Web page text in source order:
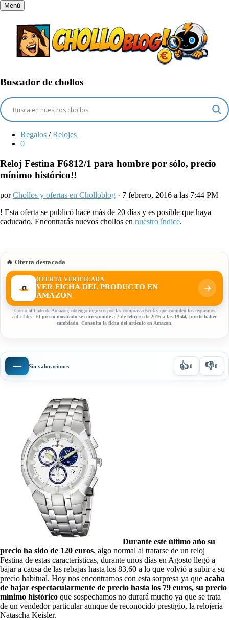
Menú
Buscador de chollos
Regalos / Relojes
0
Reloj Festina F6812/1 para hombre por sólo, precio
mínimo histórico!!
porChollos y ofertas en Cholloblog · 7 febrero, 2016 a las 7:44 PM
! Esta oferta se publicó hace más de 20 días y es posible que haya
caducado. Encontrarás nuevos chollos en nuestro índice.
🔥 Oferta destacada
OFERTA VERIFICADA
VER FICHA DEL PRODUCTO EN
AMAZON
Como afiliado de Amazon, obtengo ingresos por las compras adscritas que cumplen los requisitos
aplicables. El precio mostrado se corresponde a 7 de febrero de 2016 a las 19:44, puede haber
cambiado. Consulta la ficha del artículo en Amazon.
— Sin valoraciones 👍0 👎0
Durante este último año su
precio ha sido de 120 euros, algo normal al tratarse de un reloj
Festina de estas características, durante unos días en Agosto llegó a
bajar a causa de las rebajas hasta los 83,60 a lo que volvió a subir a su
precio habitual. Hoy nos encontramos con esta sorpresa ya que acaba
de bajar espectacularmente de precio hasta los 79 euros, su precio
mínimo histórico que sospechamos no durará mucho ya que se trata
de un vendedor particular aunque de reconocido prestigio, la relojería
Natascha Keisler.